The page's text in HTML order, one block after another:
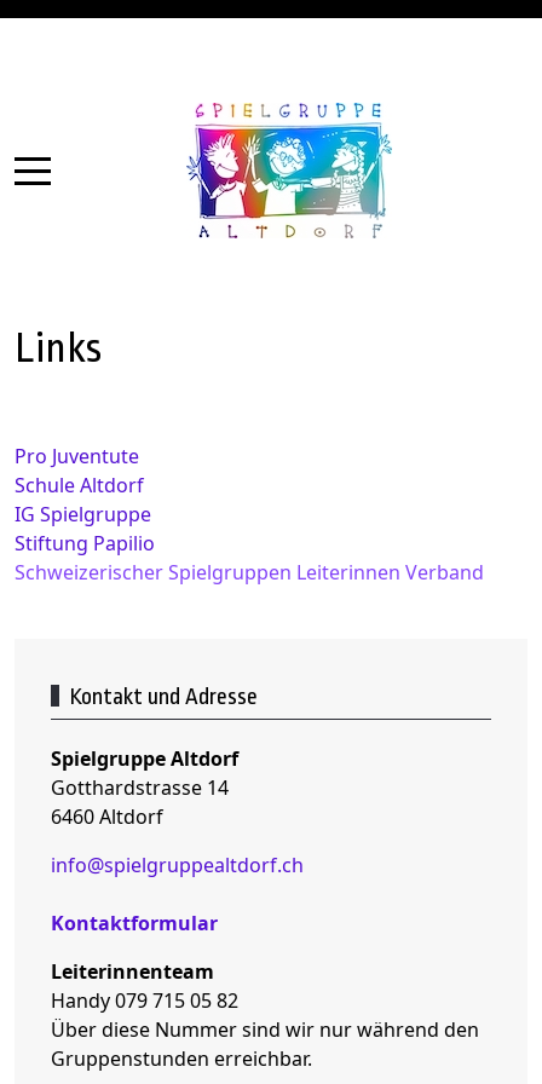
Links
Pro Juventute
Schule Altdorf
IG Spielgruppe
Stiftung Papilio
Schweizerischer Spielgruppen Leiterinnen Verband
Kontakt und Adresse
Spielgruppe Altdorf
Gotthardstrasse 14
6460 Altdorf
info@spielgruppealtdorf.ch
Kontaktformular
Leiterinnenteam
Handy 079 715 05 82
Über diese Nummer sind wir nur während den
Gruppenstunden erreichbar.